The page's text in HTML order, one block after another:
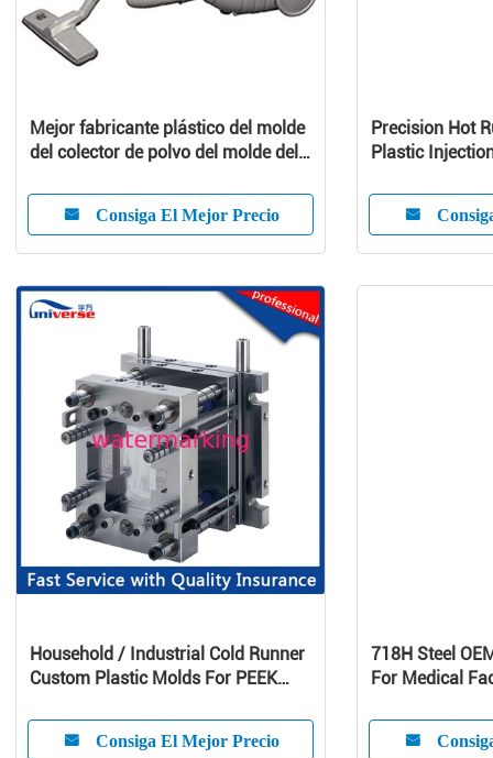
Mejor fabricante plástico del molde
del colector de polvo del molde del
Consiga El Mejor Precio
Precision Hot
Plastic
Household / Industrial Cold Runner
Custom Plastic Molds For PEEK
Consiga El Mejor Precio
718H Steel
For Medical